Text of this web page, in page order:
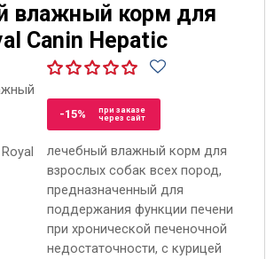
влажный корм для
Canin Hepatic
-15%
при заказе
через сайт
лечебный влажный корм для
взрослых собак всех пород,
предназначенный для
поддержания функции печени
при хронической печеночной
недостаточности, с курицей